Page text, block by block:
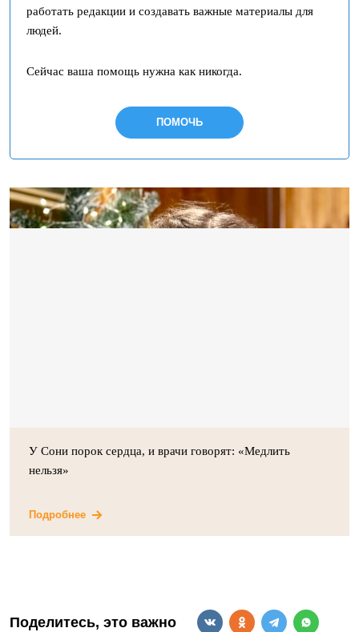
работать редакции и создавать важные материалы для
людей.
Сейчас ваша помощь нужна как никогда.
ПОМОЧЬ
У Сони порок сердца, и врачи говорят: «Медлить
нельзя»
Подробнее
Поделитесь, это важно